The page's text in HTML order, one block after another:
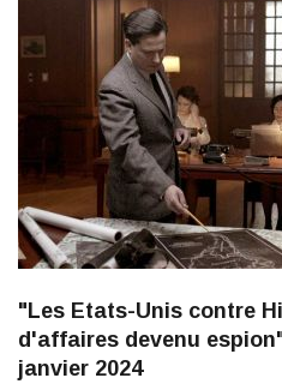
"Les Etats-Unis contre
d'affaires devenu
janvier 2024